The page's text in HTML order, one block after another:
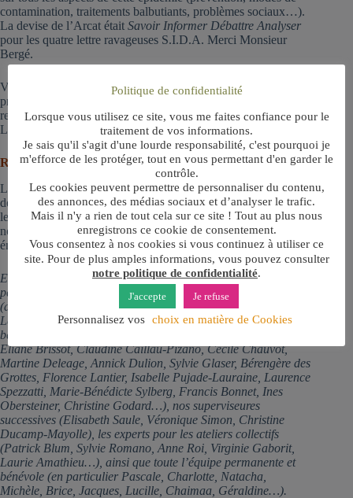
contamination, traitements balbutiants, problèmes sociaux…).
La devise de l’Arcat était Savoir Informer Débattre Analyser
pour les quatre lettre ravageuses S.I.D.A. Merci Monsieur
Bergé.
Vous l’aurez compris, la maladie m’a toujours semblé être une
profonde injustice et c’est donc assez naturellement que j’ai
rejoint, après m’être reconverti au coaching, l’équipe de la
Ligue contre le cancer de Paris au printemps 2018.
Retour en 2023…
L’été commence et je tourne donc une page. Profiter de l’été,
de la vie, poursuivre ma route professionnelle en poursuivant
les coachings individuels, avec peut-être également de
nouveaux projets à la rentrée. Nous verrons bien ce qui
émergera. Car l’évolution, c’est la vie.
En attendant, je remercie pour leur pleine confiance toutes les
personnes avec qui j’ai travaillé au Comité de Paris
(attention, la liste est longue !), et en particulier Stéphanie
Lefèvre et Michel Gratesac, tous les coachs et sophrologues
bénévoles (Monique Bouilloux, Anne-Chantal Bourdillat,
Eliane Brissot, Claudine Caillau-Pizano, Cécile Chauvot,
Martine Deleage, Annick Dulion, Sylvie Glaser, Bérengère des
Grottes, Florence Lantier, Isabelle Pujade-Lauraine, Laurence
Spezzatti, Marie-Bénédicte Sylberg, Francis Bonnet, Ines
Obersteiner, Christine Godard…), nos superviseures
successives (Elisabeth Saule, Véronique Simon, Christine
Ducamp-Mayolle), les experts pour les ateliers collectifs
(Patrick Blum, Sylvie Romano, Anne Roi, Virginie Gaborit,
Laurie Amathieu…), ainsi que toute l’équipe permanente et
bénévole (en particulier Pascale, Charlotte, Natacha,
Michèle, Brice, Jacques, Lucille, Chaimaa, Géraldine…).
Politique de confidentialité
Lorsque vous utilisez ce site, vous me faites confiance pour le
traitement de vos informations.
Je sais qu'il s'agit d'une lourde responsabilité, c'est pourquoi je
m'efforce de les protéger, tout en vous permettant d'en garder le
contrôle.
Les cookies peuvent permettre de personnaliser du contenu,
des annonces, des médias sociaux et d’analyser le trafic.
Mais il n'y a rien de tout cela sur ce site ! Tout au plus nous
enregistrons ce cookie de consentement.
Vous consentez à nos cookies si vous continuez à utiliser ce
site. Pour de plus amples informations, vous pouvez consulter
notre politique de confidentialité.
J'accepte Je refuse
Personnalisez vos choix en matière de Cookies